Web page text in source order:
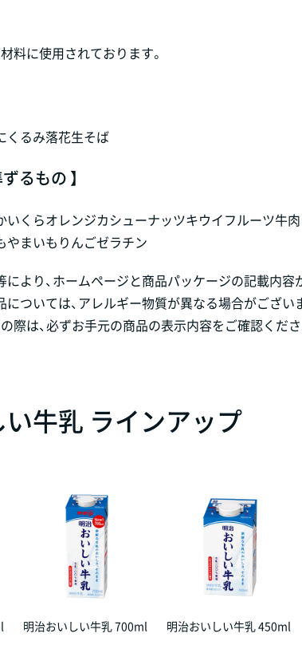
料に使用されております。
くるみ落花生そば
るもの 】
いくらオレンジカシューナッツキウイフルーツ牛肉
やまいも りんごゼラチン
より、ホームページと商品パッケージの記載内容
ついては、アレルギー物質が異なる場合がござい
際は、必ずお手元の商品の表示内容をご確認くださ
牛乳 ラインアップ
明治おいしい牛乳 700ml 明治おいしい牛乳 450ml